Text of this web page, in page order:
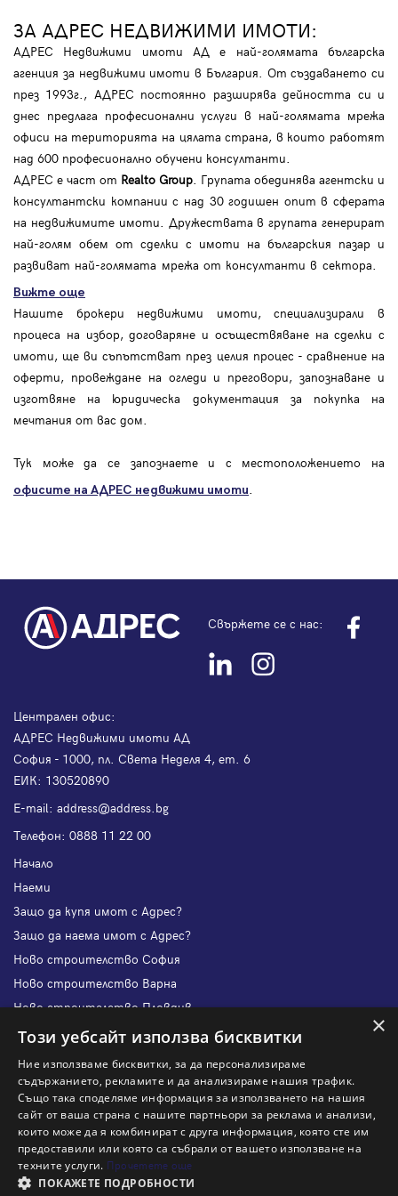
ЗА АДРЕС НЕДВИЖИМИ ИМОТИ:
АДРЕС Недвижими имоти АД е най-голямата българска
агенция за недвижими имоти в България. От създаването си
през 1993г., АДРЕС постоянно разширява дейността си и
днес предлага професионални услуги в най-голямата мрежа
офиси на територията на цялата страна, в които работят
над 600 професионално обучени консултанти.
АДРЕС е част от Realto Group. Групата обединява агентски и
консултантски компании с над 30 годишен опит в сферата
на недвижимите имоти. Дружествата в групата генерират
най-голям обем от сделки с имоти на българския пазар и
развиват най-голямата мрежа от консултанти в сектора.
Вижте още
Нашите брокери недвижими имоти, специализирали в
процеса на избор, договаряне и осъществяване на сделки с
имоти, ще ви съпътстват през целия процес - сравнение на
оферти, провеждане на огледи и преговори, запознаване и
изготвяне на юридическа документация за покупка на
мечтания от вас дом.
Тук може да се запознаете и с местоположението на
офисите на АДРЕС недвижими имоти.
Свържете се с нас:
Централен офис:
АДРЕС Недвижими имоти АД
София - 1000, пл. Света Неделя 4, ет. 6
ЕИК: 130520890
Е-mail: address@address.bg
Телефон: 0888 11 22 00
Начало
Наеми
Защо да купя имот с Адрес?
Защо да наема имот с Адрес?
Ново строителство София
Ново строителство Варна
Ново строителство Пловдив
Ново строителство Бургас
Защо да отдам имот с Адрес?
Наши офиси
Кариери
Кои сме ние?
Франчайз
×
Този уебсайт използва бисквитки
Ние използваме бисквитки, за да персонализираме
съдържанието, рекламите и да анализираме нашия трафик.
Също така споделяме информация за използването на нашия
сайт от ваша страна с нашите партньори за реклама и анализи,
които може да я комбинират с друга информация, която сте им
предоставили или която са събрали от вашето използване на
техните услуги. Прочетете още
ПОКАЖЕТЕ ПОДРОБНОСТИ